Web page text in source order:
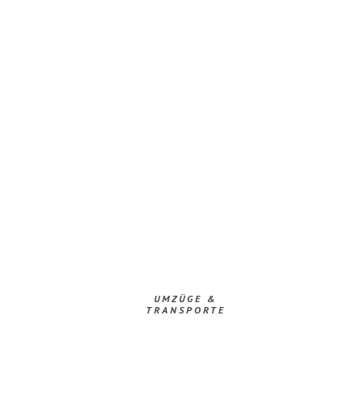
UMZÜGE &
TRANSPORTE